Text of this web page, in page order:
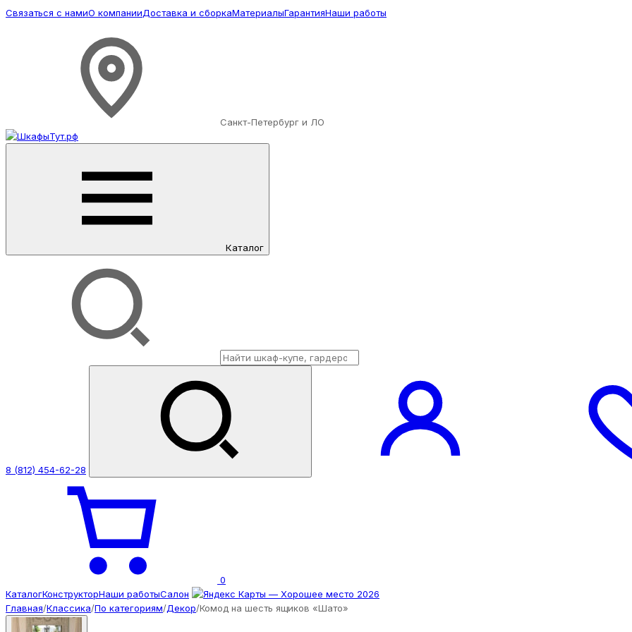
Связаться с намиО компанииДоставка и сборкаМатериалыГарантияНаши работы
Санкт-Петербург и ЛО
Каталог
8 (812) 454-62-28
0
КаталогКонструкторНаши работыСалон
Главная/Классика/По категориям/Декор/Комод на шесть ящиков «Шато»